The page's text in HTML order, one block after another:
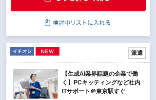
派遣
【生成AI業界話題の企業で働
く】PCキッティングなど社内
ITサポート＠東京駅すぐ